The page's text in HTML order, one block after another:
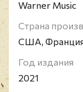
из 62 хит-
Стюарт
Warner Music
Страна
США,
Год издания
2021